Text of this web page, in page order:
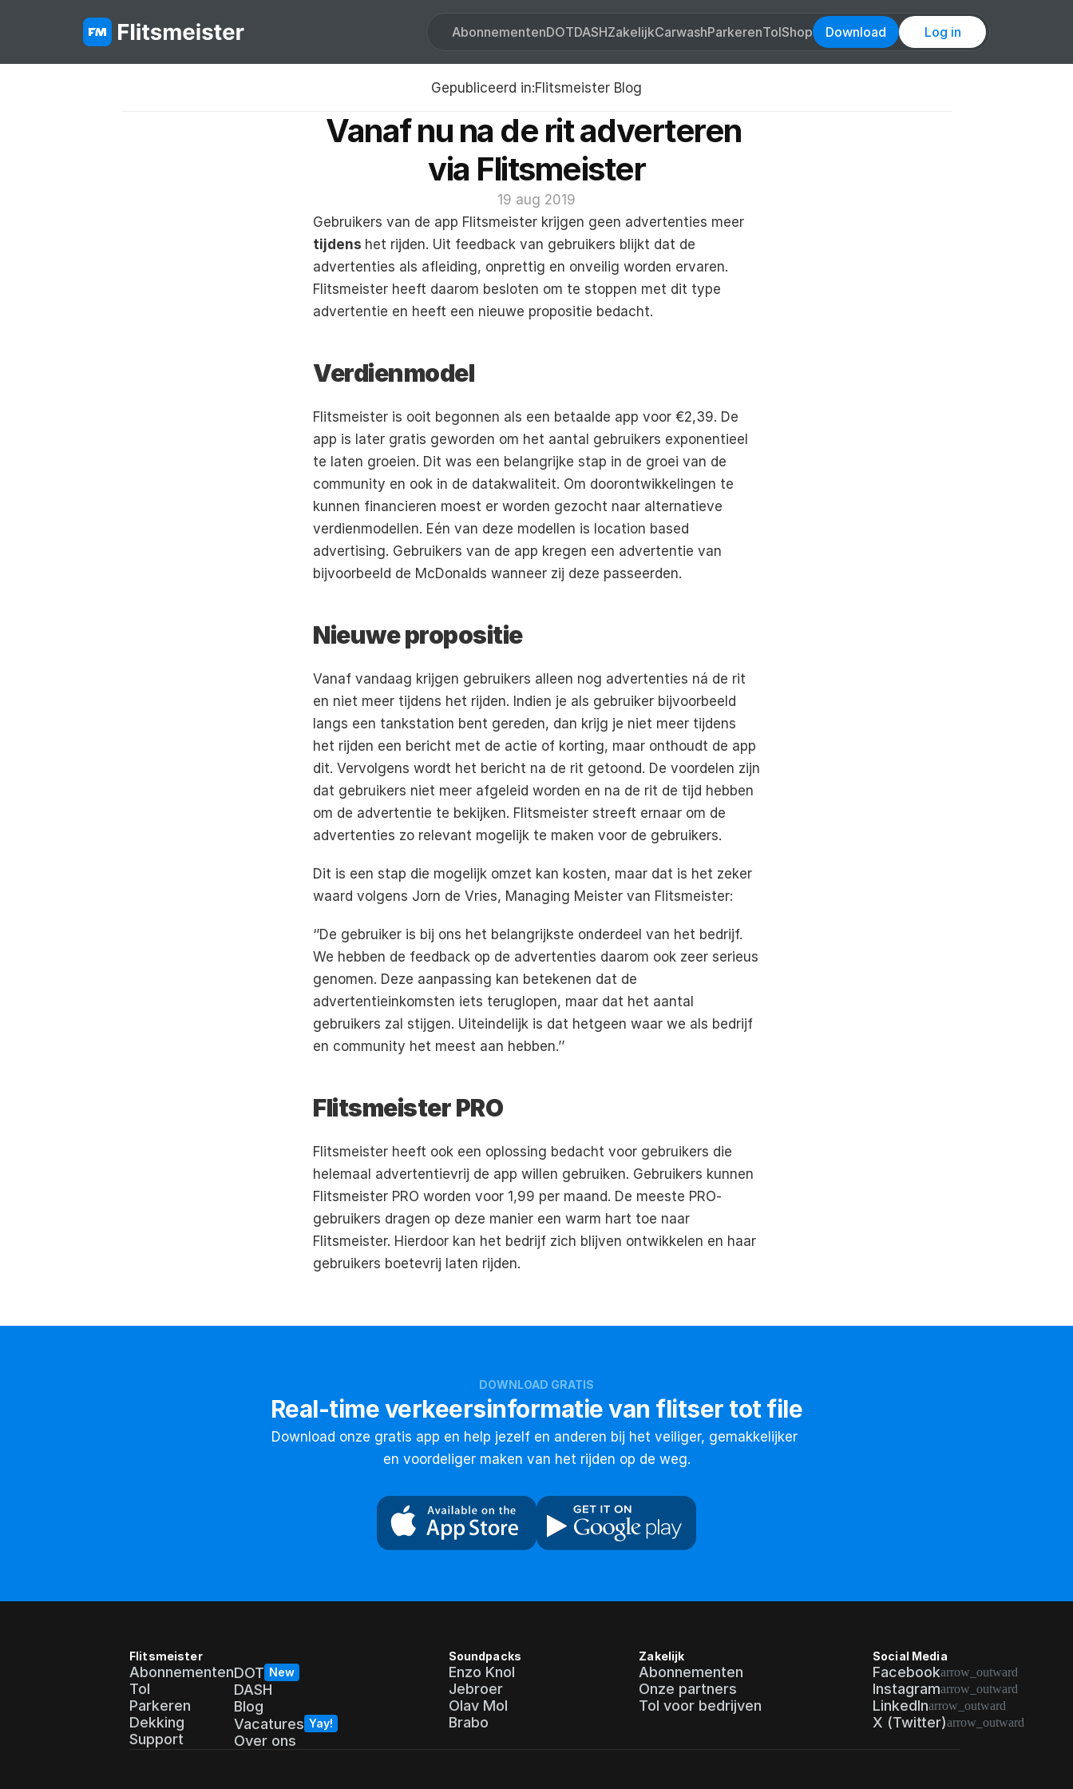
AbonnementenDOTDASHZakelijkCarwashParkerenTolShop Download Log in
Gepubliceerd in:Flitsmeister Blog
Vanaf nu na de rit adverteren
via Flitsmeister
19 aug 2019
tijdens het rijden. Uit feedback van gebruikers blijkt dat de
advertenties als afleiding, onprettig en onveilig worden ervaren.
Flitsmeister heeft daarom besloten om te stoppen met dit type
advertentie en heeft een nieuwe propositie bedacht.
Verdienmodel
Flitsmeister is ooit begonnen als een betaalde app voor €2,39. De
app is later gratis geworden om het aantal gebruikers exponentieel
te laten groeien. Dit was een belangrijke stap in de groei van de
community en ook in de datakwaliteit. Om doorontwikkelingen te
kunnen financieren moest er worden gezocht naar alternatieve
verdienmodellen. Eén van deze modellen is location based
advertising. Gebruikers van de app kregen een advertentie van
bijvoorbeeld de McDonalds wanneer zij deze passeerden.
Nieuwe propositie
Vanaf vandaag krijgen gebruikers alleen nog advertenties ná de rit
en niet meer tijdens het rijden. Indien je als gebruiker bijvoorbeeld
langs een tankstation bent gereden, dan krijg je niet meer tijdens
het rijden een bericht met de actie of korting, maar onthoudt de app
dit. Vervolgens wordt het bericht na de rit getoond. De voordelen zijn
dat gebruikers niet meer afgeleid worden en na de rit de tijd hebben
om de advertentie te bekijken. Flitsmeister streeft ernaar om de
advertenties zo relevant mogelijk te maken voor de gebruikers.
Dit is een stap die mogelijk omzet kan kosten, maar dat is het zeker
waard volgens Jorn de Vries, Managing Meister van Flitsmeister:
‘’De gebruiker is bij ons het belangrijkste onderdeel van het bedrijf.
We hebben de feedback op de advertenties daarom ook zeer serieus
genomen. Deze aanpassing kan betekenen dat de
advertentieinkomsten iets teruglopen, maar dat het aantal
gebruikers zal stijgen. Uiteindelijk is dat hetgeen waar we als bedrijf
en community het meest aan hebben.’’
Flitsmeister PRO
Flitsmeister heeft ook een oplossing bedacht voor gebruikers die
Flitsmeister PRO worden voor 1,99 per maand. De meeste PRO-
gebruikers dragen op deze manier een warm hart toe naar
Flitsmeister. Hierdoor kan het bedrijf zich blijven ontwikkelen en haar
gebruikers boetevrij laten rijden.
DOWNLOAD GRATIS
Real-time verkeersinformatie van flitser tot file
Download onze gratis app en help jezelf en anderen bij het veiliger, gemakkelijker
en voordeliger maken van het rijden op de weg.
Flitsmeister
Abonnementen
Tol
Parkeren
Dekking
Support
DOT New
DASH
Blog
Vacatures Yay!
Over ons
Soundpacks
Enzo Knol
Jebroer
Olav Mol
Brabo
Zakelijk
Abonnementen
Onze partners
Tol voor bedrijven
Social Media
Facebookarrow_outward
Instagramarrow_outward
LinkedInarrow_outward
X (Twitter)arrow_outward